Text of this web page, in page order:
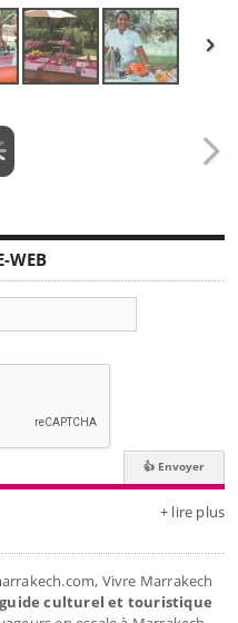
WEB
+ lire plus
Vivre Marrakech
culturel et touristique